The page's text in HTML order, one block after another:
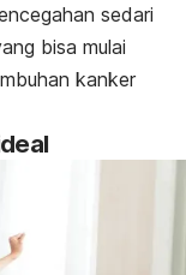
sedari
bisa mulai
kanker